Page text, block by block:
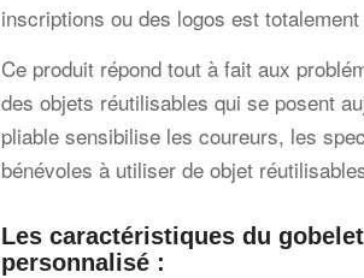
inscriptions ou des logos est
Ce produit répond tout à fait aux
des objets réutilisables qui se posent
pliable sensibilise les coureurs, les
bénévoles à utiliser de objet
Les caractéristiques du
personnalisé :